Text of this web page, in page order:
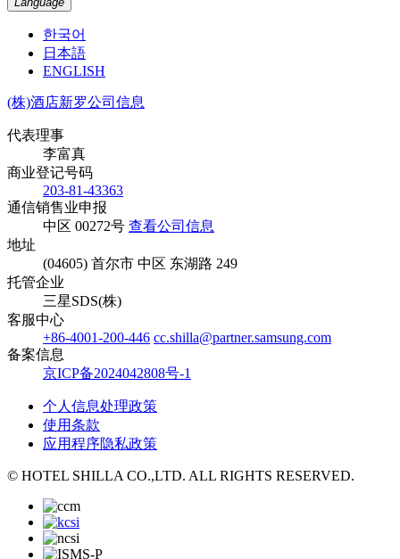
한국어
日本語
ENGLISH
(株)酒店新罗公司信息
代表理事
李富真
商业登记号码
203-81-43363
通信销售业申报
中区 00272号 查看公司信息
地址
(04605) 首尔市 中区 东湖路 249
托管企业
三星SDS(株)
客服中心
+86-4001-200-446 cc.shilla@partner.samsung.com
备案信息
京ICP备2024042808号-1
个人信息处理政策
使用条款
应用程序隐私政策
© HOTEL SHILLA CO.,LTD. ALL RIGHTS RESERVED.